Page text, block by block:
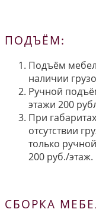
ПОДЪЁМ:
Подъём
наличии
Ручной
этажи 200
При
отсутствии
только
200 руб./этаж.
СБОРКА